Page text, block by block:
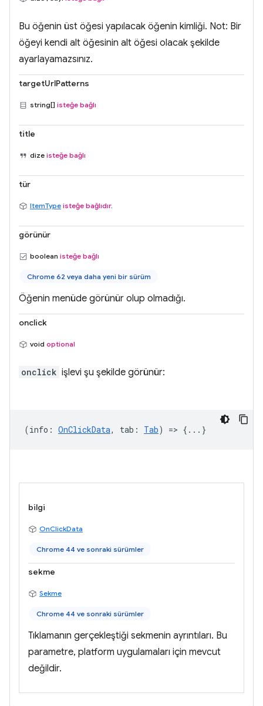
Bu öğenin üst öğesi yapılacak öğenin kimliği. Not: Bir
öğeyi kendi alt öğesinin alt öğesi olacak şekilde
ayarlayamazsınız.
targetUrlPatterns
string[] isteğe bağlı
title
dize isteğe bağlı
tür
ItemType isteğe bağlıdır.
görünür
boolean isteğe bağlı
Chrome 62 veya daha yeni bir sürüm
Öğenin menüde görünür olup olmadığı.
onclick
void optional
onclick işlevi şu şekilde görünür:
(info : OnClickData, tab : Tab) => {...}
bilgi
OnClickData
Chrome 44 ve sonraki sürümler
sekme
Sekme
Chrome 44 ve sonraki sürümler
Tıklamanın gerçekleştiği sekmenin ayrıntıları. Bu
parametre, platform uygulamaları için mevcut
değildir.